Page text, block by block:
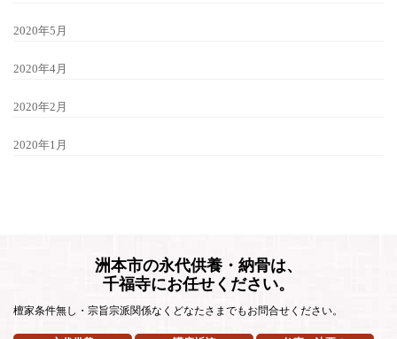
2020年5月
2020年4月
2020年2月
2020年1月
洲本市の永代供養・納骨は、
千福寺にお任せください。
檀家条件無し・宗旨宗派関係なくどなたさまでもお問合せください。